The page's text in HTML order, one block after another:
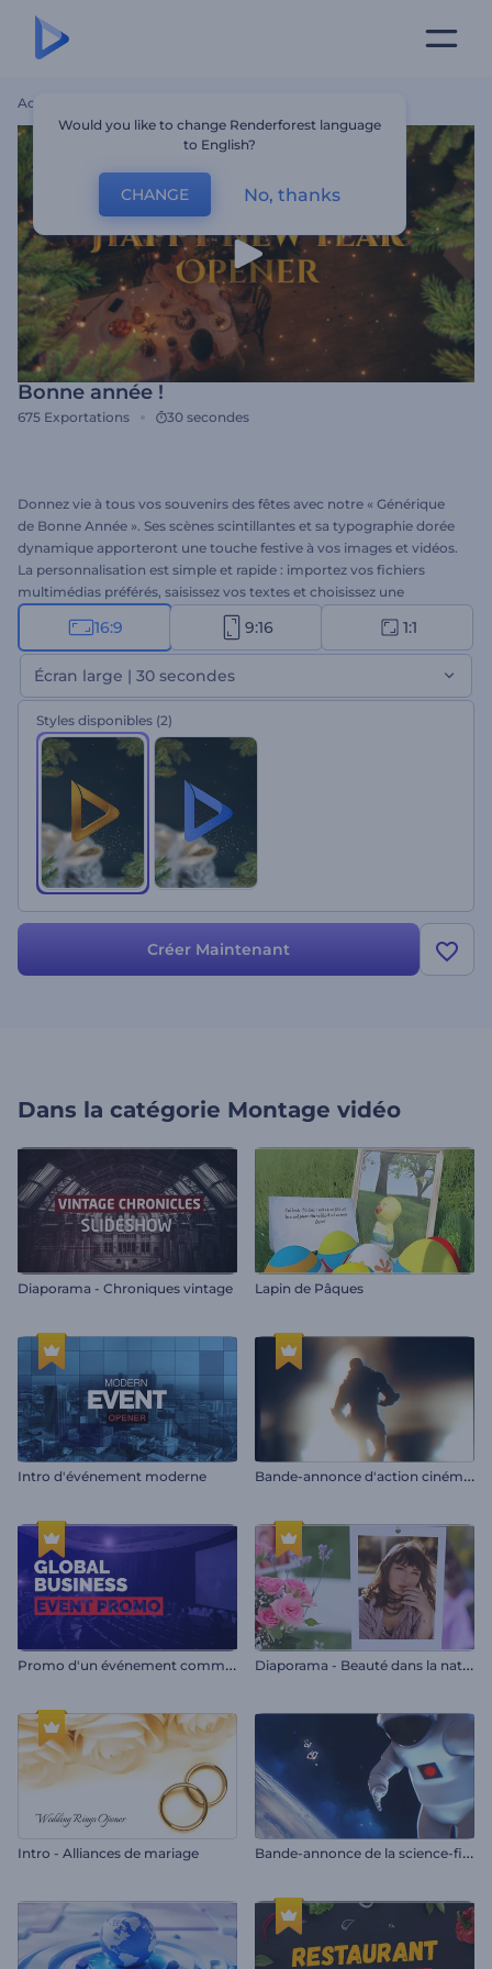
Accueil
Bonne année !
675 Exportations 30 secondes
Donnez vie à tous vos souvenirs des fêtes avec notre « Générique
de Bonne Année ». Ses scènes scintillantes et sa typographie dorée
dynamique apporteront une touche festive à vos images et vidéos.
La personnalisation est simple et rapide : importez vos fichiers
multimédias préférés, saisissez vos textes et choisissez une
musique de Noël pour créer une vidéo joyeuse pour le Nouvel An.
Idéal pour les diaporamas de famille, les vidéos de vœux, les
compilations de fêtes, les publications sur les réseaux sociaux et
bien plus encore. Créez dès maintenant !
16:9 9:16 1:1
Écran large | 30 secondes
Styles disponibles (2)
Créer Maintenant
Dans la catégorie Montage vidéo
Diaporama - Chroniques vintage Lapin de Pâques
Intro d'événement moderne B
ande-annonce d'action cinématographique
P
romo d'un événement commercial mondial D
iaporama - Beauté dans la nature
Intro - Alliances de mariage B
ande-annonce de la science-fiction spatiale
Would you like to change Renderforest language
to English?
CHANGE No, thanks